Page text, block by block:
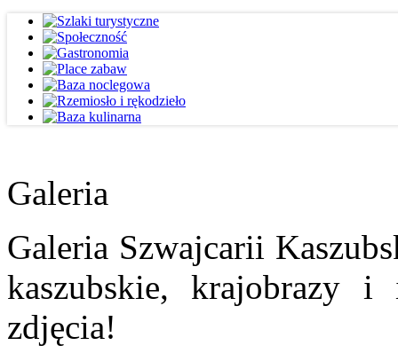
Galeria
Galeria Szwajcarii
kaszubskie, krajobrazy
zdjęcia!